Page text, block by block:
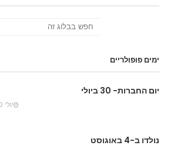
ימים פופולריים
יום החברות- 30 ביולי
יולי 30, 2023
נולדו ב-4 באוגוסט